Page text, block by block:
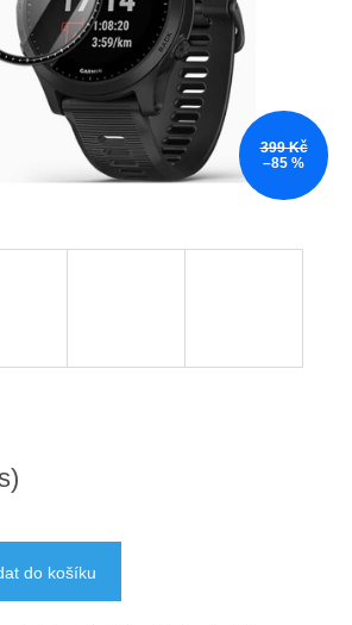
399 Kč
–85 %
do košíku